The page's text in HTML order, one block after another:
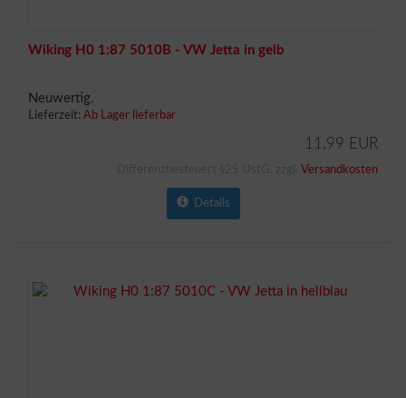
Wiking H0 1:87 5010B - VW Jetta in gelb
Neuwertig.
Lieferzeit: Ab Lager lieferbar
11,99 EUR
Versandkosten
Details